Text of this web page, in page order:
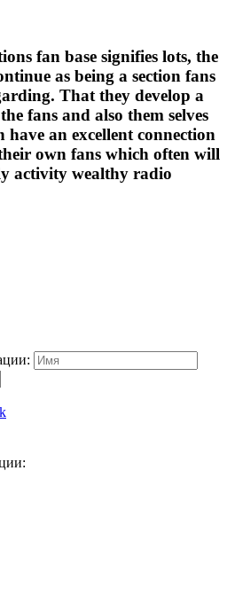
fan base signifies lots, the
as being a section fans
That they develop a
fans and also them selves
an excellent connection
own fans which often will
activity wealthy radio